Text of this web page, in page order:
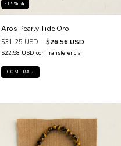
-15% 🔥
Aros Pearly Tide Oro
$31.25 USD $26.56 USD
$22.58 USD con Transferencia